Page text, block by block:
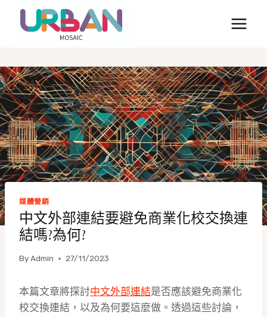
媒體營銷
中文外部連結要避免商業化校交換連
結嗎?為何?
ByAdmin 27/11/2023
本篇文章將探討中文外部連結是否應該避免商業化
校交換連結，以及為何要這麼做。透過這些討論，